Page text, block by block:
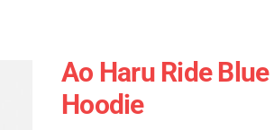
Ao Haru Ride
Hoodie